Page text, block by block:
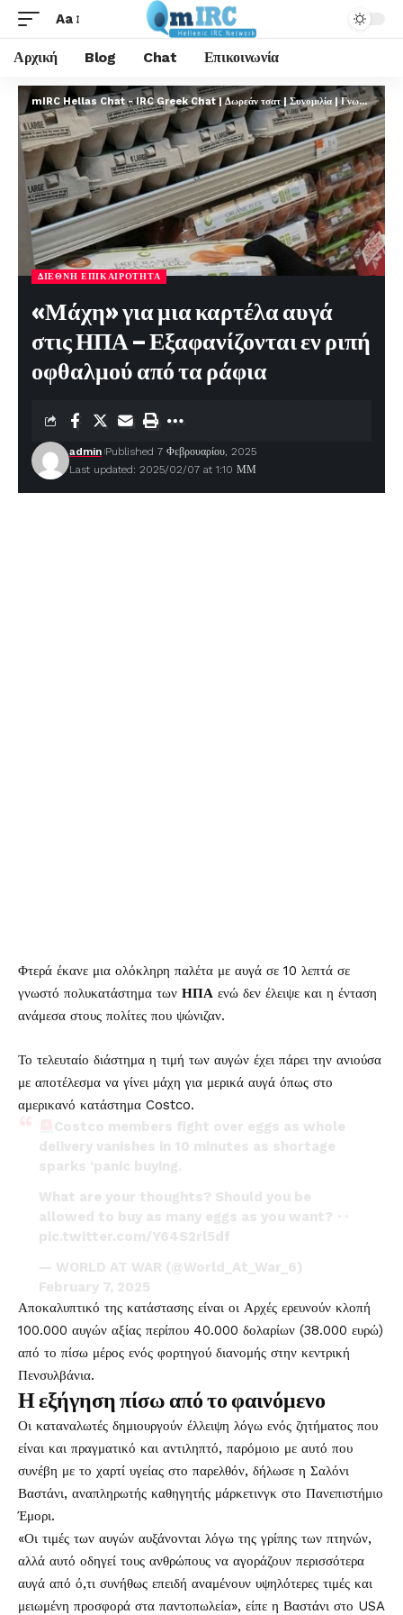
Aa
Αρχική Blog Chat Επικοινωνία
mIRC Hellas Chat - IRC Greek Chat | Δωρεάν τσατ | Συνομιλία | Γνωριμίες | FREE
ΔΙΕΘΝΉ ΕΠΙΚΑΙΡΌΤΗΤΑ
«Μάχη» για μια καρτέλα αυγά
στις ΗΠΑ – Εξαφανίζονται εν ριπή
οφθαλμού από τα ράφια
Last updated: 2025/02/07 at 1:10 ΜΜ
admin Published 7 Φεβρουαρίου, 2025
Φτερά έκανε μια ολόκληρη παλέτα με αυγά σε 10 λεπτά σε
γνωστό πολυκατάστημα των ΗΠΑ ενώ δεν έλειψε και η ένταση
ανάμεσα στους πολίτες που ψώνιζαν.
Το τελευταίο διάστημα η τιμή των αυγών έχει πάρει την ανιούσα
με αποτέλεσμα να γίνει μάχη για μερικά αυγά όπως στο
αμερικανό κατάστημα Costco.
Costco members fight over eggs as whole
delivery vanishes in 10 minutes as shortage
sparks ‘panic buying.
What are your thoughts? Should you be
allowed to buy as many eggs as you want?
pic.twitter.com/Y64S2rl5df
— WORLD AT WAR (@World_At_War_6)
February 7, 2025
Αποκαλυπτικό της κατάστασης είναι οι Αρχές ερευνούν κλοπή
100.000 αυγών αξίας περίπου 40.000 δολαρίων (38.000 ευρώ)
από το πίσω μέρος ενός φορτηγού διανομής στην κεντρική
Πενσυλβάνια.
Η εξήγηση πίσω από το φαινόμενο
Οι καταναλωτές δημιουργούν έλλειψη λόγω ενός ζητήματος που
είναι και πραγματικό και αντιληπτό, παρόμοιο με αυτό που
συνέβη με το χαρτί υγείας στο παρελθόν, δήλωσε η Σαλόνι
Βαστάνι, αναπληρωτής καθηγητής μάρκετινγκ στο Πανεπιστήμιο
Έμορι.
«Οι τιμές των αυγών αυξάνονται λόγω της γρίπης των πτηνών,
αλλά αυτό οδηγεί τους ανθρώπους να αγοράζουν περισσότερα
αυγά από ό,τι συνήθως επειδή αναμένουν υψηλότερες τιμές και
μειωμένη προσφορά στα παντοπωλεία», είπε η Βαστάνι στο USA